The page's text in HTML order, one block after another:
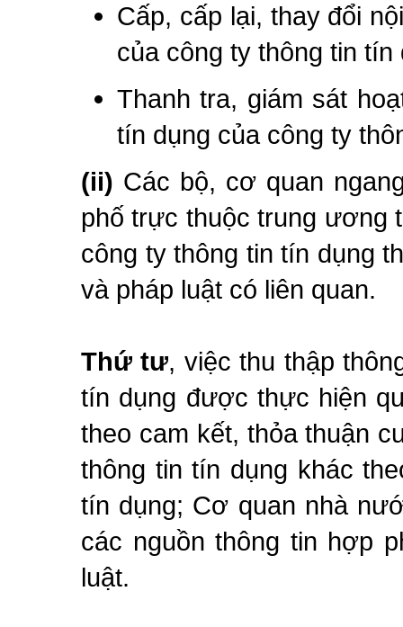
Cấp, cấp lại, thay đổi
của công ty thông tin tín
Thanh tra, giám sát
tín dụng của công ty
(ii) Các bộ, cơ quan
phố trực thuộc trung ương
công ty thông tin tín dụng
và pháp luật có liên quan.
Thứ tư, việc thu thập
tín dụng được thực hiện
theo cam kết, thỏa thuận
thông tin tín dụng khác
tín dụng; Cơ quan nhà
các nguồn thông tin hợp
luật.